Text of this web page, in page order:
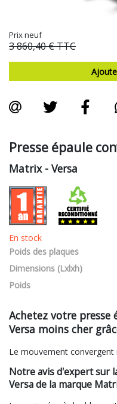
Presse épaule
Matrix- Versa
En stock
Poids des plaques
Dimensions (Lxlxh)
Poids
Prix neuf
3 860,40 €TTC
Achetez votre
Versa moins cher
Le mouvement
Notre avis d'expert sur
Versa de la marque